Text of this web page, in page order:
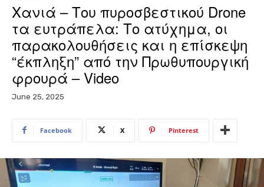
Χανιά – Του πυροσβεστικού Drone
τα ευτράπελα: Το ατύχημα, οι
παρακολουθήσεις και η επίσκεψη
“έκπληξη” από την Πρωθυπουργική
φρουρά – Video
June 25, 2025
Facebook X Pinterest